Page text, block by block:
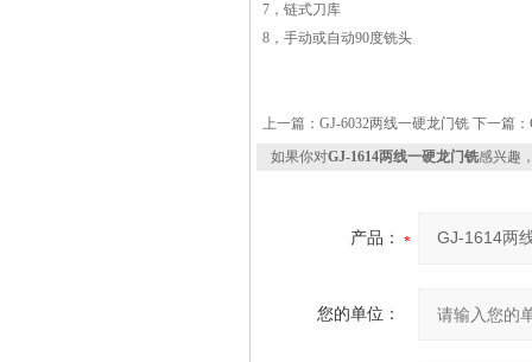
7，链式刀库
8，手动或自动90度铣头
上一篇： GJ-6032两线一硬龙门铣 下一篇：
如果你对GJ-1614两线一硬龙门铣感兴趣
产品：
您的单位：